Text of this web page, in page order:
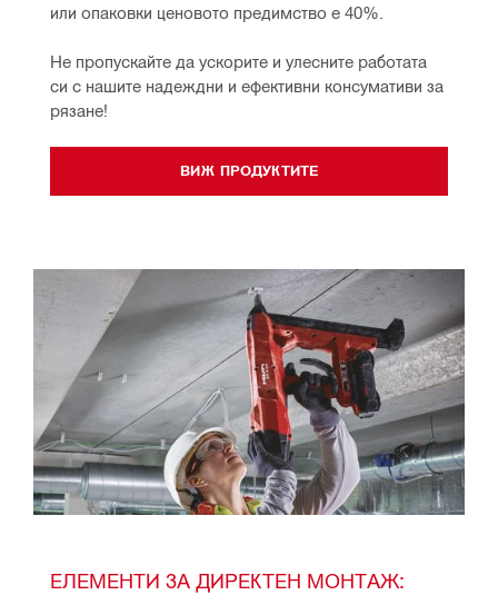
или опаковки ценовото предимство е 40%.
Не пропускайте да ускорите и улесните работатa
си с нашите надеждни и ефективни консумативи за
рязане!
ВИЖ ПРОДУКТИТЕ
ЕЛЕМЕНТИ ЗА ДИРЕКТЕН МОНТАЖ: